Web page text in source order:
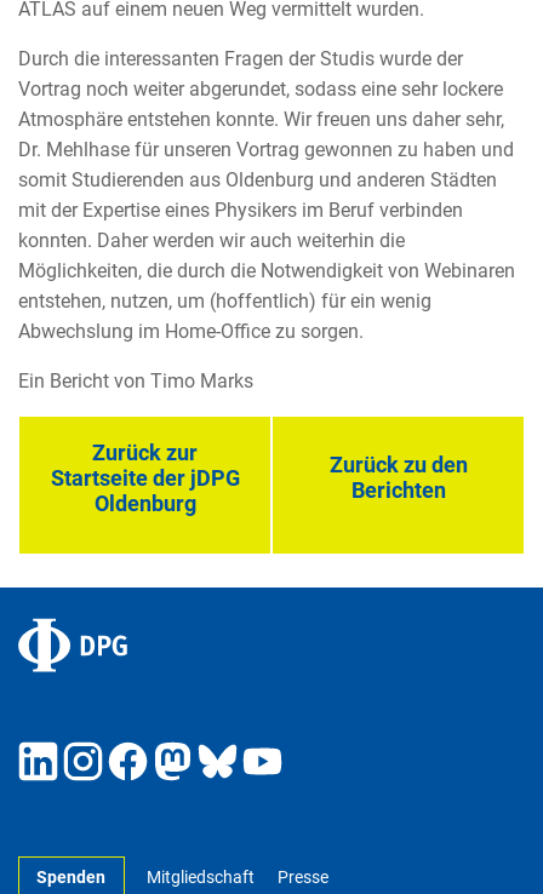
ATLAS auf einem neuen Weg vermittelt wurden.
Durch die interessanten Fragen der Studis wurde der
Vortrag noch weiter abgerundet, sodass eine sehr lockere
Atmosphäre entstehen konnte. Wir freuen uns daher sehr,
Dr. Mehlhase für unseren Vortrag gewonnen zu haben und
somit Studierenden aus Oldenburg und anderen Städten
mit der Expertise eines Physikers im Beruf verbinden
konnten. Daher werden wir auch weiterhin die
Möglichkeiten, die durch die Notwendigkeit von Webinaren
entstehen, nutzen, um (hoffentlich) für ein wenig
Abwechslung im Home-Office zu sorgen.
Ein Bericht von Timo Marks
Zurück zur
Startseite der jDPG
Oldenburg
Zurück zu den
Berichten
Spenden Mitgliedschaft Presse